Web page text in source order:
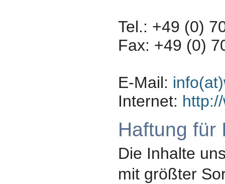
Tel.: +49 (0)
Fax: +49 (0)
E-Mail:
Internet:
Haftung für
Die Inhalte
mit größter